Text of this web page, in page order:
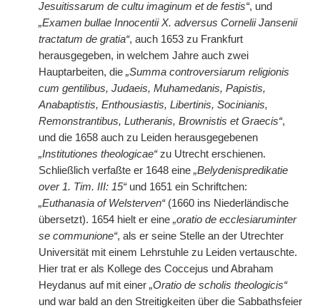
Jesuitissarum de cultu imaginum et de festis“, und
„Examen bullae Innocentii X. adversus Cornelii Jansenii
tractatum de gratia“, auch 1653 zu Frankfurt
herausgegeben, in welchem Jahre auch zwei
Hauptarbeiten, die „Summa controversiarum religionis
cum gentilibus, Judaeis, Muhamedanis, Papistis,
Anabaptistis, Enthousiastis, Libertinis, Socinianis,
Remonstrantibus, Lutheranis, Brownistis et Graecis“,
und die 1658 auch zu Leiden herausgegebenen
„Institutiones theologicae“zu Utrecht erschienen.
Schließlich verfaßte er 1648 eine „Belydenispredikatie
over 1. Tim. III: 15“und 1651 ein Schriftchen:
„Euthanasia of Welsterven“(1660 ins Niederländische
übersetzt). 1654 hielt er eine „oratio de ecclesiaruminter
se communione“, als er seine Stelle an der Utrechter
Universität mit einem Lehrstuhle zu Leiden vertauschte.
Hier trat er als Kollege des Coccejus und Abraham
Heydanus auf mit einer „Oratio de scholis theologicis“
und war bald an den Streitigkeiten über die Sabbathsfeier